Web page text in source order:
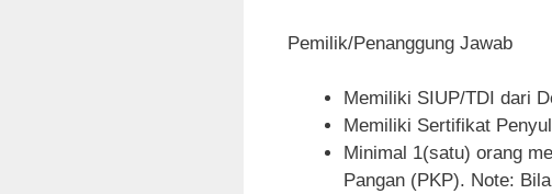
Pemilik/Penanggung Jawab
Memiliki SIUP/TDI dari
Memiliki Sertifikat
Minimal 1(satu) orang
Pangan (PKP). Note: